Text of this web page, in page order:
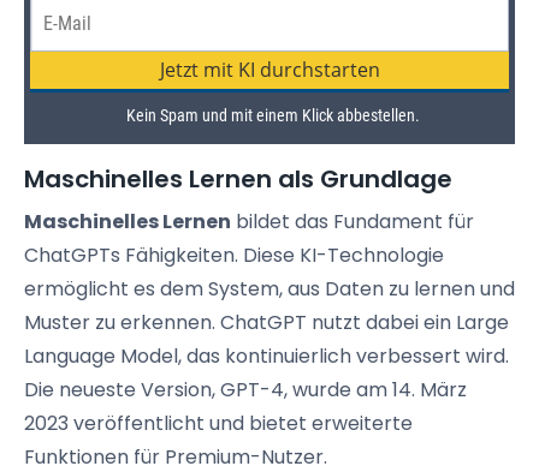
Maschinelles Lernen als Grundlage
Maschinelles Lernen bildet das Fundament für
ChatGPTs Fähigkeiten. Diese KI-Technologie
ermöglicht es dem System, aus Daten zu lernen und
Muster zu erkennen. ChatGPT nutzt dabei ein Large
Language Model, das kontinuierlich verbessert wird.
Die neueste Version, GPT-4, wurde am 14. März
2023 veröffentlicht und bietet erweiterte
Funktionen für Premium-Nutzer.